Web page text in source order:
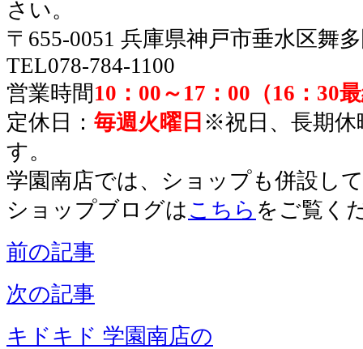
さい。
〒655-0051 兵庫県神戸市垂水区舞
TEL078-784-1100
営業時間 10：00～17：00（16：30
定休日： 毎週火曜日 ※祝日、長期休
す。
学園南店では、ショップも併設し
ショップブログは こちら をご覧く
前の記事
次の記事
キドキド 学園南店の